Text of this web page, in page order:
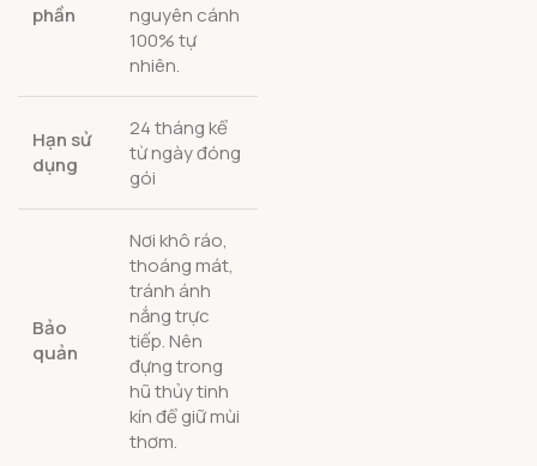
phần
nguyên cánh
100% tự
nhiên.
Hạn sử
dụng
24 tháng kể
từ ngày đóng
gói
Bảo
quản
Nơi khô ráo,
thoáng mát,
tránh ánh
nắng trực
tiếp. Nên
đựng trong
hũ thủy tinh
kín để giữ mùi
thơm.